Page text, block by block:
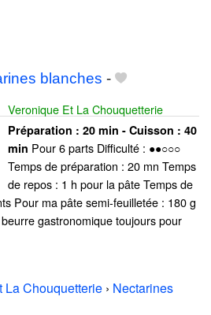
blanches -
Veronique Et La Chouquetterie
Préparation : 20 min - Cuisson : 40
min Pour 6 parts Difficulté : ●●○○○
Temps de préparation : 20 mn Temps
de repos : 1 h pour la pâte Temps de
Pour ma pâte semi-feuilletée : 180 g
gastronomique toujours pour
La Chouquetterie › Nectarines